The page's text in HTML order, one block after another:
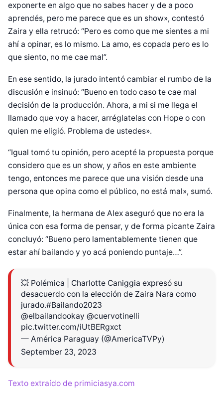
exponerte en algo que no sabes hacer y de a poco
aprendés, pero me parece que es un show», contestó
Zaira y ella retrucó: “Pero es como que me sientes a mi
ahí a opinar, es lo mismo. La amo, es copada pero es lo
que siento, no me cae mal”.
En ese sentido, la jurado intentó cambiar el rumbo de la
discusión e insinuó: “Bueno en todo caso te cae mal
decisión de la producción. Ahora, a mi si me llega el
llamado que voy a hacer, arréglatelas con Hope o con
quien me eligió. Problema de ustedes».
“Igual tomó tu opinión, pero acepté la propuesta porque
considero que es un show, y años en este ambiente
tengo, entonces me parece que una visión desde una
persona que opina como el público, no está mal», sumó.
Finalmente, la hermana de Alex aseguró que no era la
única con esa forma de pensar, y de forma picante Zaira
concluyó: “Bueno pero lamentablemente tienen que
estar ahí bailando y yo acá poniendo puntaje…”.
💥 Polémica | Charlotte Caniggia expresó su
desacuerdo con la elección de Zaira Nara como
jurado.#Bailando2023
@elbailandookay @cuervotinelli
pic.twitter.com/iUtBERgxct
— América Paraguay (@AmericaTVPy)
September 23, 2023
Texto extraído de primiciasya.com